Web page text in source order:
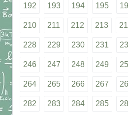
192 193 194 195
210 211 212 213
228 229 230 231
246 247 248 249
264 265 266 267
282 283 284 285